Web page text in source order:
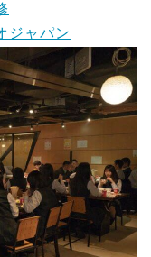
ジャパン